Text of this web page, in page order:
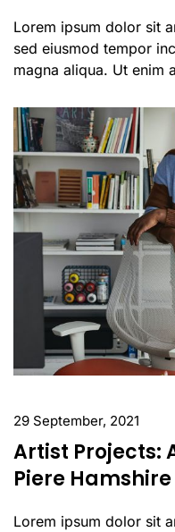
Lorem ipsum dolor sit
sed eiusmod tempor
magna aliqua. Ut enim
29 September, 2021
Artist Projects:
Piere Hamshire
Lorem ipsum dolor sit